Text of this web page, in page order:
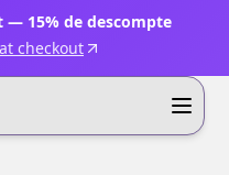
15% de descompte
at checkout